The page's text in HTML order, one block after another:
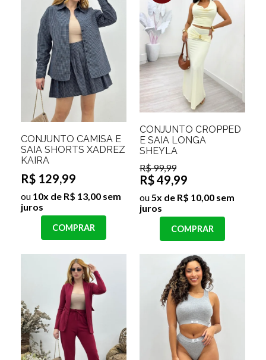
CONJUNTO CAMISA E
SAIA SHORTS XADREZ
KAIRA
R$ 129,99
ou 10x de R$ 13,00 sem
juros
COMPRAR
CONJUNTO CROPPED
E SAIA LONGA
SHEYLA
R$ 99,99
R$ 49,99
ou5x de R$ 10,00 sem
juros
COMPRAR